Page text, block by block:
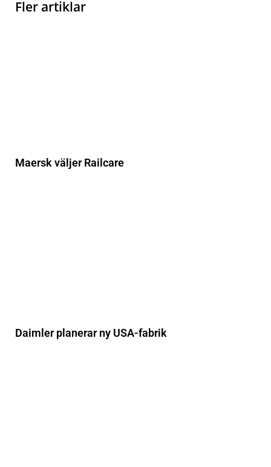
Fler artiklar
Maersk väljer Railcare
Daimler planerar ny USA-fabrik